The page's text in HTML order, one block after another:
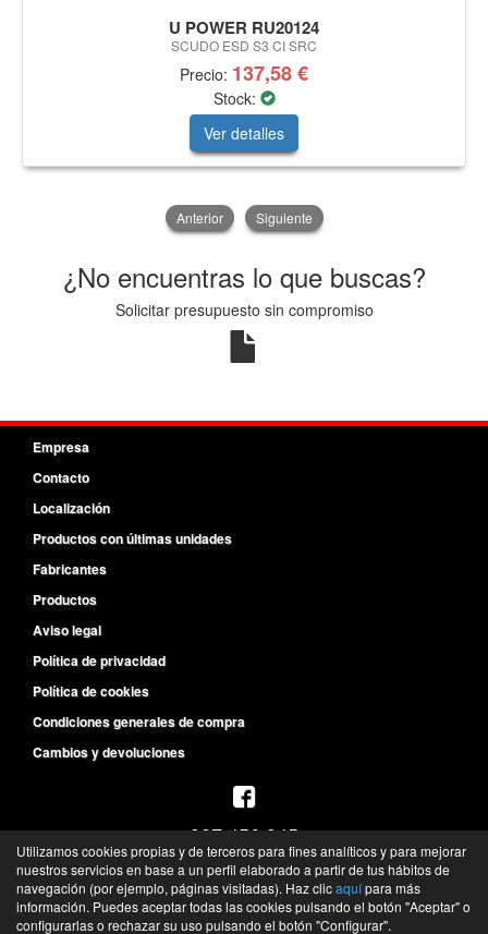
U POWER RU20124
SCUDO ESD S3 CI SRC
Precio: 137,58 €
Stock:
Ver detalles
Anterior Siguiente
¿No encuentras lo que buscas?
Solicitar presupuesto sin compromiso
Empresa
Contacto
Localización
Productos con últimas unidades
Fabricantes
Productos
Aviso legal
Política de privacidad
Política de cookies
Condiciones generales de compra
Cambios y devoluciones
987 456 945
L-V de 8:30h a 14h y de 15:30h a 19:30h
S de 10h a 13h
©Recambios del Primer Equipo- 2026 -Tienda online de recambios de Gira
Utilizamos cookies propias y de terceros para fines analíticos y para mejorar
nuestros servicios en base a un perfil elaborado a partir de tus hábitos de
navegación (por ejemplo, páginas visitadas). Haz clicaquípara más
información. Puedes aceptar todas las cookies pulsando el botón "Aceptar" o
configurarlas o rechazar su uso pulsando el botón "Configurar".